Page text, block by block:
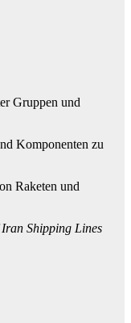
Gruppen und
Komponenten zu
Raketen und
Shipping Lines